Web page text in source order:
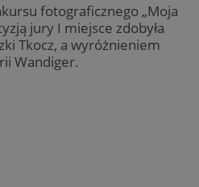
fotograficznego „Moja
jury I miejsce zdobyła
Tkocz, a wyróżnieniem
Wandiger.